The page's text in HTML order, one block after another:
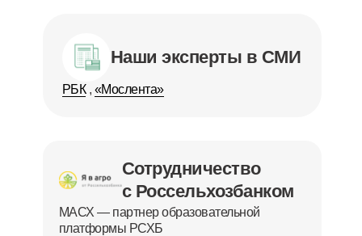
Сотрудничество
с Россельхозбанком
МАСХ — партнер образовательной
платформы РСХБ
Наши эксперты в СМИ
РБК, «Мослента»